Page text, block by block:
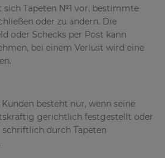
sich Tapeten №1 vor, bestimmte
oder zu ändern. Die
oder Schecks per Post kann
bei einem Verlust wird eine
besteht nur, wenn seine
gerichtlich festgestellt oder
durch Tapeten